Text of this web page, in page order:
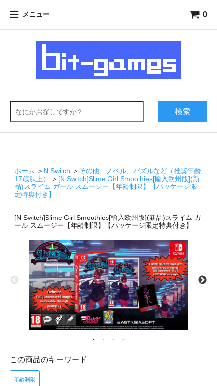
メニュー 0
検索
ホーム ＞ N Switch ＞ その他、ノベル、パズルなど（推奨年齢
17歳以上）
＞ [N Switch]Slime Girl Smoothies[輸入欧州版](新
品)スライム ガール スムージー【年齢制限】【パッケージ限
定特典付き】
[N Switch]Slime Girl Smoothies[輸入欧州版](新品)スライム ガ
ール スムージー【年齢制限】【パッケージ限定特典付き】
この商品のキーワード
年齢制限